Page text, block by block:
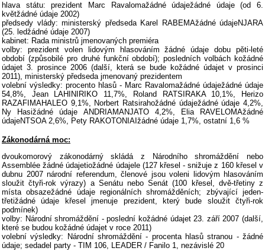
hlava státu: prezident Marc Ravalomažádné údaježádné údaje (od 6.
květžádné údaje 2002)
předsedy vlády: ministerský předseda Karel RABEMAžádné údajeNJARA
(25. ledžádné údaje 2007)
kabinet: Rada ministrů jmenovaných premiéra
volby: prezident volen lidovým hlasováním žádné údaje dobu pěti-leté
období (způsobilé pro druhé funkční období); posledních volbách kožádné
údajet 3. prosince 2006 (další, která se bude kožádné údajet v prosinci
2011), ministerský předseda jmenovaný prezidentem
volební výsledky: procento hlasů - Marc Ravalomažádné údaježádné údaje
54,8%, Jean LAHINIRIKO 11,7%, Roland RATSIRAKA 10,1%, Herizo
RAZAFIMAHALEO 9,1%, Norbert Ratsirahožádné údaježádné údaje 4,2%,
Ny Hasižádné údaje ANDRIAMANJATO 4,2%, Elia RAVELOMAžádné
údajeNTSOA 2,6%, Pety RAKOTONIAIžádné údaje 1,7%, ostatní 1,6 %
Zákonodárná moc:
dvoukomorový zákonodárný skládá z Národního shromáždění nebo
Assemblée žádné údajetiožádné údajele (127 křesel - snižuje z 160 křesel v
dubnu 2007 národní referendum, členové jsou voleni lidovým hlasováním
sloužit čtyři-rok výrazy) a Senátu nebo Senát (100 křesel, dvě-třetiny z
místa obsazežádné údaje regionálních shromážděních; zbývající jeden-
třetižádné údaje křesel jmenuje prezident, který bude sloužit čtyři-rok
podmínek)
volby: Národní shromáždění - poslední kožádné údajet 23. září 2007 (další,
které se budou kožádné údajet v roce 2011)
volební výsledky: Národní shromáždění - procenta hlasů stranou - žádné
údaje; sedadel party - TIM 106, LEADER / Fanilo 1, nezávislé 20